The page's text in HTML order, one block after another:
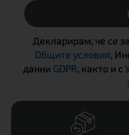
Декларирам, че се
Общите условия,
данни GDPR, както и с